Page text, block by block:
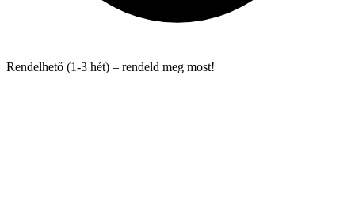
Rendelhető (1-3 hét) – rendeld meg most!